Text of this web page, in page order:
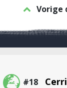
Vorige
#18